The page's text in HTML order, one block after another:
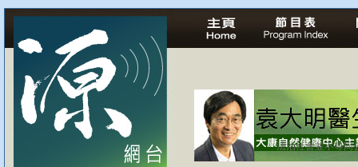
法治社會並不等同